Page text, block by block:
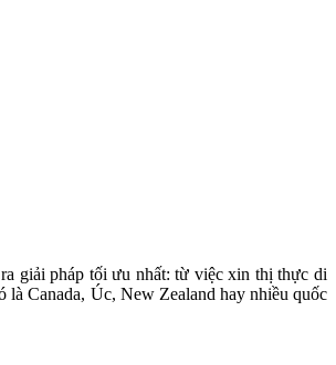
giải pháp tối ưu nhất: từ việc xin thị thực di
Canada, Úc, New Zealand hay nhiều quốc